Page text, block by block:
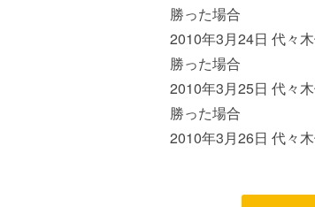
勝った場合
2010年3月24日 代々
勝った場合
2010年3月25日 代々
勝った場合
2010年3月26日 代々